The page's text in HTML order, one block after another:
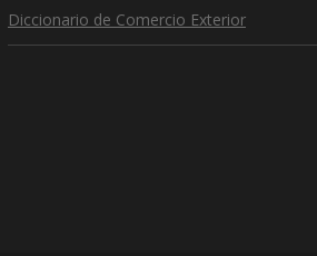
Diccionario de Comercio Exterior